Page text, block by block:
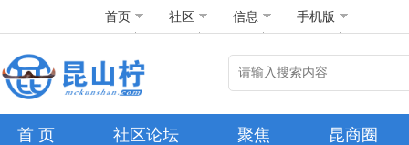
首页 社区 信息 手机版
首 页 社区论坛 聚焦 昆商圈